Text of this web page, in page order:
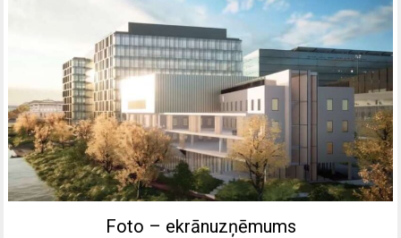
Foto – ekrānuzņēmums